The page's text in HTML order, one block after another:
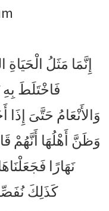
إِنَّمَا مَثَلُ الْحَيَاةِ
فَاخْتَلَطَ
وَالأَنْعَامُ حَتَّىَ
وَظَنَّ أَهْلُهَا أَنَّهُمْ
نَهَارًا
كَذَلِكَ